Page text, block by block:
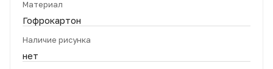
Материал
Гофрокартон
Наличие рисунка
нет